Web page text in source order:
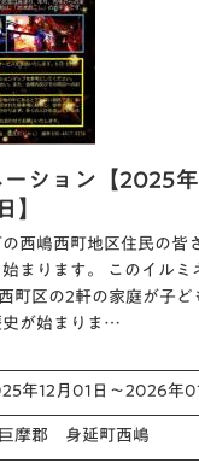
ション【2025年
】
西嶋西町地区住民の皆
まります。 このイルミ
町区の2軒の家庭が子ど
史が始まりま…
年12月01日～2026年
摩郡 身延町西嶋